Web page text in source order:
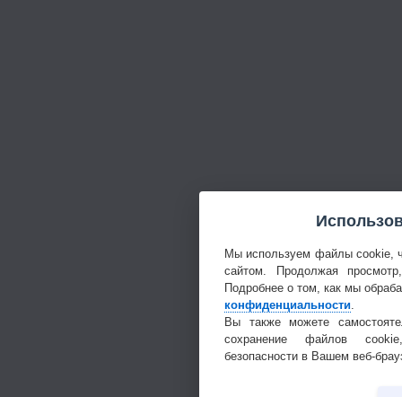
Мы используем файлы cookie,
сайтом. Продолжая
Подробнее о том, как мы
конфиденциальности
Вы также можете
сохранение файлов
безопасности в Вашем веб-